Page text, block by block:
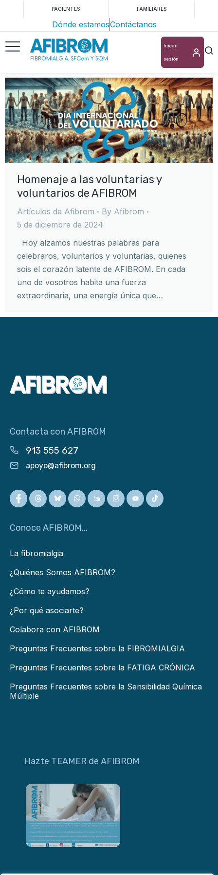
PACIENTES FAMILIARES
Dónde estamosContáctanos
Inicair
sesión
Homenaje a las voluntarias y
voluntarios de AFIBROM
Artículos de Afibrom By Afibrom
5 de diciembre de 2024
Hoy alzamos nuestras palabras para
celebraros, voluntarios y voluntarias, quienes
sois el corazón latente de AFIBROM. En cada
uno de vosotros habita una fuerza
extraordinaria, una energía única que…
Contacta con AFIBROM
913 555 627
apoyo@afibrom.org
Conoce AFIBROM...
La fibromialgia
¿Quiénes Somos AFIBROM?
¿Cómo te ayudamos?
¿Por qué asociarte?
Colabora con AFIBROM
Preguntas Frecuentes sobre la FIBROMIALGIA
Preguntas Frecuentes sobre la FATIGA CRÓNICA
Preguntas Frecuentes sobre la Sensibilidad Química
Múltiple
Hazte TEAMER de AFIBROM